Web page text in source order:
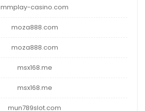
mmplay-casino.com
moza888.com
moza888.com
msx168.me
msx168.me
mun789slot.com